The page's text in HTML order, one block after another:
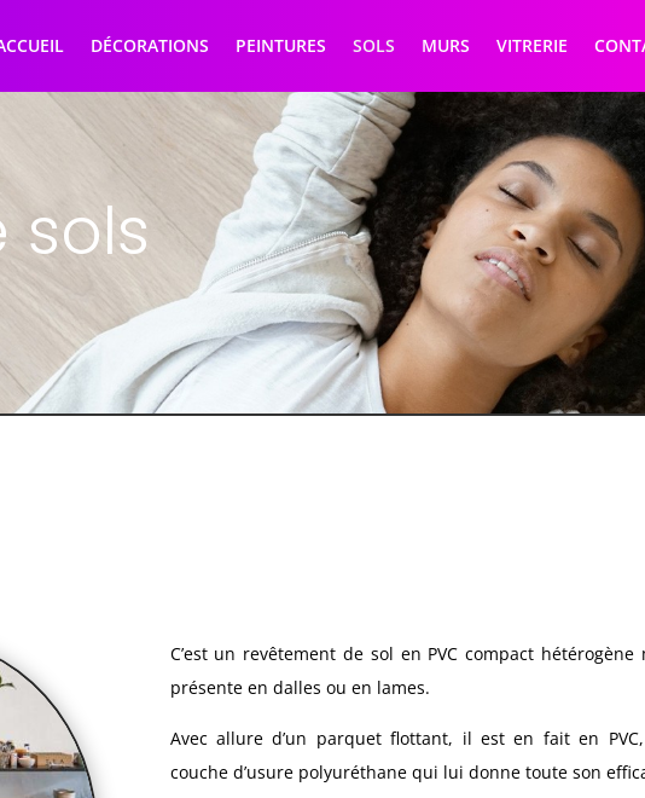
DÉCORATIONS PEINTURES SOLS MURS VITRERIE
sols
C’est un revêtement de sol en PVC compact
présente en dalles ou en lames.
Avec allure d’un parquet flottant, il est en fait en PVC,
couche d’usure polyuréthane qui lui donne toute son